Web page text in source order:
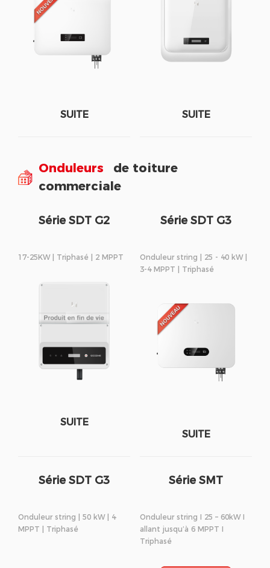
SUITE SUITE
Onduleurs
de toiture
commerciale
Série SDT G2
17-25KW | Triphasé | 2 MPPT
SUITE
Série SDT G3
Onduleur string | 25 - 40 kW |
3-4 MPPT | Triphasé
SUITE
Série SDT G3
Onduleur string | 50 kW | 4
MPPT | Triphasé
Série SMT
Onduleur string I 25 – 60kW I
allant jusqu’à 6 MPPT I
Triphasé